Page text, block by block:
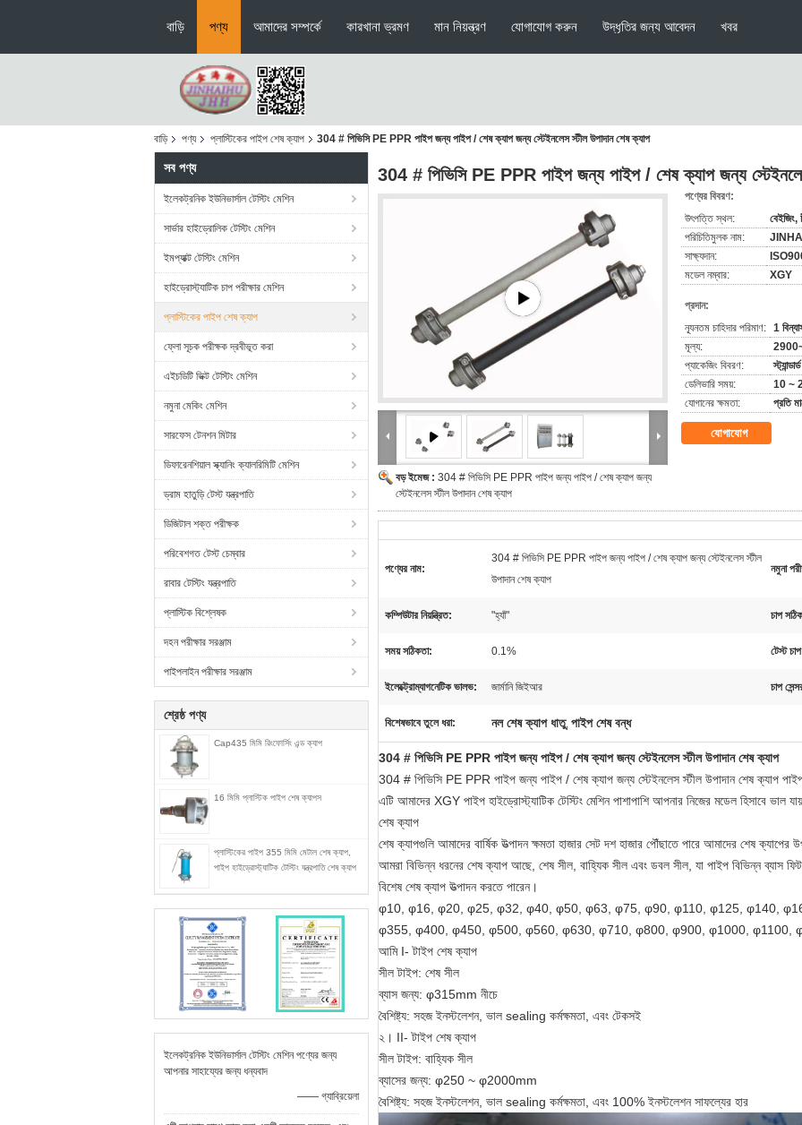
বাড়ি পণ্য আমাদের সম্পর্কে কারখানা ভ্রমণ মান নিয়ন্ত্রণ যোগাযোগ করুন উদ্ধৃতির জন্য আবেদন খবর
বাড়ি পণ্য প্লাস্টিকের পাইপ শেষ ক্যাপ 304 # পিভিসি PE PPR পাইপ জন্য পাইপ / শেষ ক্যাপ জন্য স্টেইনলেস স্টীল উপাদান শেষ ক্যাপ
সব পণ্য
ইলেকট্রনিক ইউনিভার্সাল টেস্টিং মেশিন
সার্ভার হাইড্রোলিক টেস্টিং মেশিন
ইমপ্যাক্ট টেস্টিং মেশিন
হাইড্রোস্ট্যাটিক চাপ পরীক্ষার মেশিন
প্লাস্টিকের পাইপ শেষ ক্যাপ
ফ্লো সূচক পরীক্ষক দ্রবীভূত করা
এইচডিটি ভিক্ট টেস্টিং মেশিন
নমুনা মেকিং মেশিন
সারফেস টেনশন মিটার
ডিফারেনশিয়াল স্ক্যানিং ক্যালরিমিটি মেশিন
ড্রাম হাতুড়ি টেস্ট যন্ত্রপাতি
ডিজিটাল শক্ত পরীক্ষক
পরিবেশগত টেস্ট চেম্বার
রাবার টেস্টিং যন্ত্রপাতি
প্লাস্টিক বিশ্লেষক
দহন পরীক্ষার সরঞ্জাম
পাইপলাইন পরীক্ষার সরঞ্জাম
শ্রেষ্ঠ পণ্য
Cap435 মিমি রিংফোর্সিং এন্ড ক্যাপ
16 মিমি প্লাস্টিক পাইপ শেষ ক্যাপস
প্লাস্টিকের পাইপ 355 মিমি মেটাল শেষ ক্যাপ,
পাইপ হাইড্রোস্ট্যাটিক টেস্টিং যন্ত্রপাতি শেষ ক্যাপ
ইলেকট্রনিক ইউনিভার্সাল টেস্টিং মেশিন পণ্যের জন্য
আপনার সাহায্যের জন্য ধন্যবাদ
—— গ্যাব্রিয়েলা
304 # পিভিসি PE PPR পাইপ জন্য পাইপ / শেষ ক্যাপ জন্য
বড় ইমেজ : 304 # পিভিসি PE PPR পাইপ জন্য পাইপ / শেষ ক্যাপ জন্য
স্টেইনলেস স্টীল উপাদান শেষ ক্যাপ
পণ্যের বিবরণ:
উৎপত্তি স্থল:
বেইজিং,
পরিচিতিমুলক নাম:
সাক্ষ্যদান:
মডেল নম্বার:
XGY
প্রদান:
ন্যূনতম চাহিদার পরিমাণ: 1
মূল্য:
প্যাকেজিং বিবরণ:
ডেলিভারি সময়:
10 ~
যোগানের ক্ষমতা:
প্রতি
যোগাযোগ
পণ্যের নাম:
304 # পিভিসি PE PPR পাইপ জন্য পাইপ / শেষ ক্যাপ জন্য স্টেইনলেস স্টীল
উপাদান শেষ ক্যাপ
নমুনা
কম্পিউটার নিয়ন্ত্রিত: "হ্যাঁ" চাপ
সময় সঠিকতা: 0.1% টেস্ট
ইলেক্ট্রোম্যাগনেটিক ভালভ: জার্মানি জিইআর চাপ
বিশেষভাবে তুলে ধরা: নল শেষ ক্যাপ ধাতু, পাইপ শেষ বন্ধ
304 # পিভিসি PE PPR পাইপ জন্য পাইপ / শেষ ক্যাপ জন্য স্টেইনলেস স্টীল উপাদান শেষ ক্যাপ
304 # পিভিসি PE PPR পাইপ জন্য পাইপ / শেষ ক্যাপ জন্য স্টেইনলেস স্টীল উপাদান শেষ ক্যাপ
এটি আমাদের XGY পাইপ হাইড্রোস্ট্যাটিক টেস্টিং মেশিন পাশাপাশি আপনার নিজের মডেল হিসাবে ভাল
শেষ ক্যাপ
শেষ ক্যাপগুলি আমাদের বার্ষিক উত্পাদন ক্ষমতা হাজার সেট দশ হাজার পৌঁছাতে পারে আমাদের শেষ ক্যাপের
আমরা বিভিন্ন ধরনের শেষ ক্যাপ আছে, শেষ সীল, বাহ্যিক সীল এবং ডবল সীল, যা পাইপ বিভিন্ন ব্যাস
বিশেষ শেষ ক্যাপ উত্পাদন করতে পারেন।
φ10, φ16, φ20, φ25, φ32, φ40, φ50, φ63, φ75, φ90, φ110, φ125, φ140,
φ355, φ400, φ450, φ500, φ560, φ630, φ710, φ800, φ900, φ1000, φ1100,
আমি I- টাইপ শেষ ক্যাপ
সীল টাইপ: শেষ সীল
ব্যাস জন্য: φ315mm নীচে
বৈশিষ্ট্য: সহজ ইনস্টলেশন, ভাল sealing কর্মক্ষমতা, এবং টেকসই
২। II- টাইপ শেষ ক্যাপ
সীল টাইপ: বাহ্যিক সীল
ব্যাসের জন্য: φ250 ~ φ2000mm
বৈশিষ্ট্য: সহজ ইনস্টলেশন, ভাল sealing কর্মক্ষমতা, এবং 100% ইনস্টলেশন সাফল্যের হার